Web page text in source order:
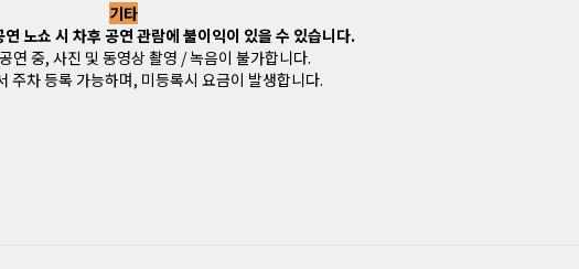
기타
노쇼 시 차후 공연 관람에 불이익이 있을 수 있습니다.
연 중, 사진 및 동영상 촬영 / 녹음이 불가합니다.
주차 등록 가능하며, 미등록시 요금이 발생합니다.